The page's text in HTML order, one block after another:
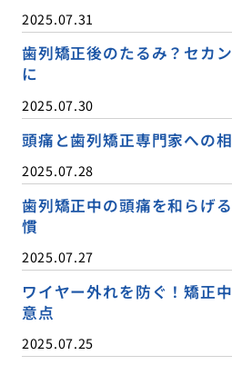
2025.07.31
歯列矯正後のたるみ？セカ
に
2025.07.30
頭痛と歯列矯正専門家への
2025.07.28
歯列矯正中の頭痛を和らげ
慣
2025.07.27
ワイヤー外れを防ぐ！矯正
意点
2025.07.25